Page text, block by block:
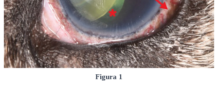
Figura 1